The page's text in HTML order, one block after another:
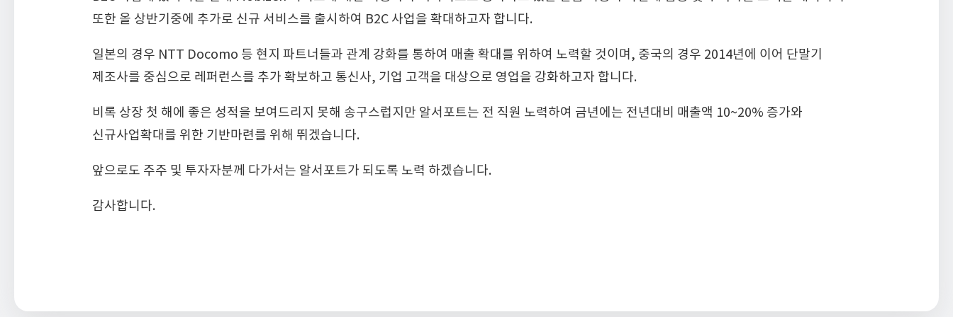
또한 올 상반기중에 추가로 신규 서비스를 출시하여 B2C 사업을 확대하고자 합니다.
일본의 경우 NTT Docomo 등 현지 파트너들과 관계 강화를 통하여 매출 확대를 위하여 노력할 것이며, 중국의 경우 2014년에 이어 단말기
제조사를 중심으로 레퍼런스를 추가 확보하고 통신사, 기업 고객을 대상으로 영업을 강화하고자 합니다.
비록 상장 첫 해에 좋은 성적을 보여드리지 못해 송구스럽지만 알서포트는 전 직원 노력하여 금년에는 전년대비 매출액 10~20% 증가와
신규사업확대를 위한 기반마련를 위해 뛰겠습니다.
앞으로도 주주 및 투자자분께 다가서는 알서포트가 되도록 노력 하겠습니다.
감사합니다.